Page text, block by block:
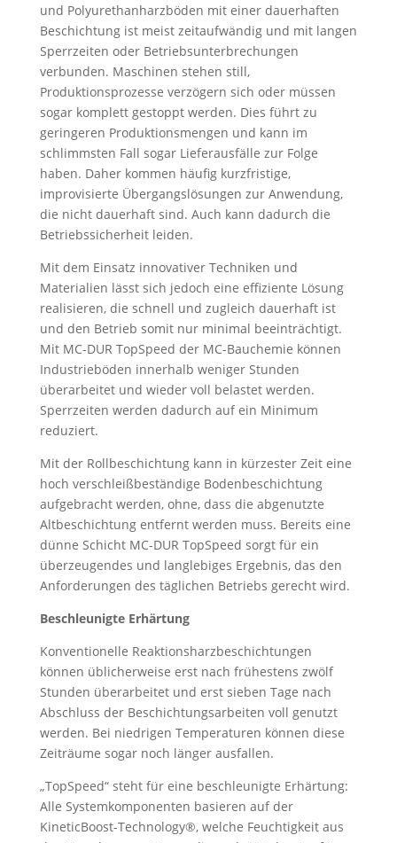
und Polyurethanharzböden mit einer dauerhaften
Beschichtung ist meist zeitaufwändig und mit langen
Sperrzeiten oder Betriebsunterbrechungen
verbunden. Maschinen stehen still,
Produktionsprozesse verzögern sich oder müssen
sogar komplett gestoppt werden. Dies führt zu
geringeren Produktionsmengen und kann im
schlimmsten Fall sogar Lieferausfälle zur Folge
haben. Daher kommen häufig kurzfristige,
improvisierte Übergangslösungen zur Anwendung,
die nicht dauerhaft sind. Auch kann dadurch die
Betriebssicherheit leiden.
Mit dem Einsatz innovativer Techniken und
Materialien lässt sich jedoch eine effiziente Lösung
realisieren, die schnell und zugleich dauerhaft ist
und den Betrieb somit nur minimal beeinträchtigt.
Mit MC-DUR TopSpeed der MC-Bauchemie können
Industrieböden innerhalb weniger Stunden
überarbeitet und wieder voll belastet werden.
Sperrzeiten werden dadurch auf ein Minimum
reduziert.
Mit der Rollbeschichtung kann in kürzester Zeit eine
hoch verschleißbeständige Bodenbeschichtung
aufgebracht werden, ohne, dass die abgenutzte
Altbeschichtung entfernt werden muss. Bereits eine
dünne Schicht MC-DUR TopSpeed sorgt für ein
überzeugendes und langlebiges Ergebnis, das den
Anforderungen des täglichen Betriebs gerecht wird.
Beschleunigte Erhärtung
Konventionelle Reaktionsharzbeschichtungen
können üblicherweise erst nach frühestens zwölf
Stunden überarbeitet und erst sieben Tage nach
Abschluss der Beschichtungsarbeiten voll genutzt
werden. Bei niedrigen Temperaturen können diese
Zeiträume sogar noch länger ausfallen.
„TopSpeed“ steht für eine beschleunigte Erhärtung:
Alle Systemkomponenten basieren auf der
KineticBoost-Technology®, welche Feuchtigkeit aus